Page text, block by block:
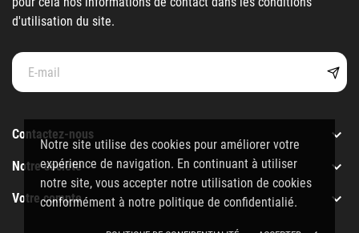
Notre site utilise des cookies pour améliorer votre
expérience de navigation. En continuant à utiliser
notre site, vous accepter notre utilisation de cookies
conformément à notre politique de confidentialié.
d'utilisation du site.
Contactez-nous 
Notre société 
Votre compte 